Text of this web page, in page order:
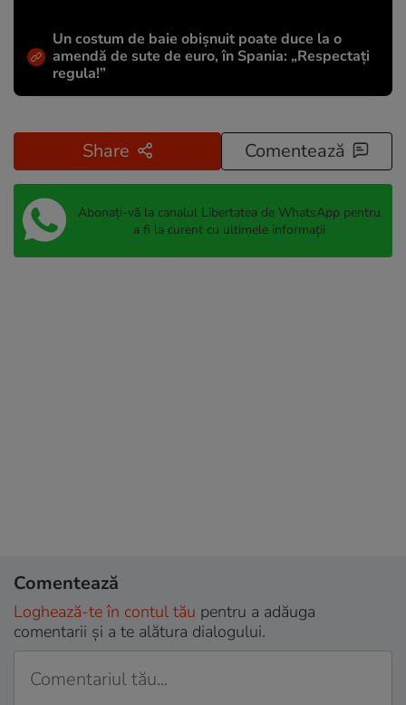
Un costum de baie obișnuit poate duce la o
amendă de sute de euro, în Spania: „Respectați
regula!”
Share Comentează
Abonați-vă la canalul Libertatea de WhatsApp pentru
a fi la curent cu ultimele informații
Comentează
Loghează-te în contul tău pentru a adăuga
comentarii și a te alătura dialogului.